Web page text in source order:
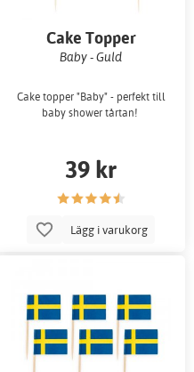
Cake Topper
Baby - Guld
Cake topper "Baby" - perfekt till
baby shower tårtan!
39 kr
Lägg i varukorg